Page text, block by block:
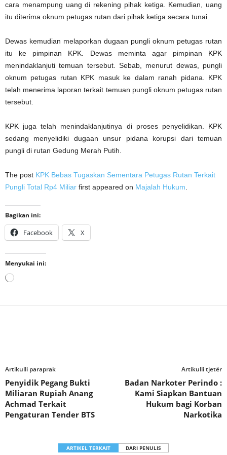
cara menampung uang di rekening pihak ketiga. Kemudian, uang
itu diterima oknum petugas rutan dari pihak ketiga secara tunai.
Dewas kemudian melaporkan dugaan pungli oknum petugas rutan
itu ke pimpinan KPK. Dewas meminta agar pimpinan KPK
menindaklanjuti temuan tersebut. Sebab, menurut dewas, pungli
oknum petugas rutan KPK masuk ke dalam ranah pidana. KPK
telah menerima laporan terkait temuan pungli oknum petugas rutan
tersebut.
KPK juga telah menindaklanjutinya di proses penyelidikan. KPK
sedang menyelidiki dugaan unsur pidana korupsi dari temuan
pungli di rutan Gedung Merah Putih.
The post KPK Bebas Tugaskan Sementara Petugas Rutan Terkait
Pungli Total Rp4 Miliar first appeared on Majalah Hukum
Bagikan ini:
Facebook X
Menyukai ini:
Memuat...
Artikulli paraprak
Penyidik Pegang Bukti
Miliaran Rupiah Anang
Achmad Terkait
Pengaturan Tender BTS
Artikulli tjetër
Badan Narkoter Perindo :
Kami Siapkan Bantuan
Hukum bagi Korban
Narkotika
ARTIKEL TERKAIT
DARI PENULIS